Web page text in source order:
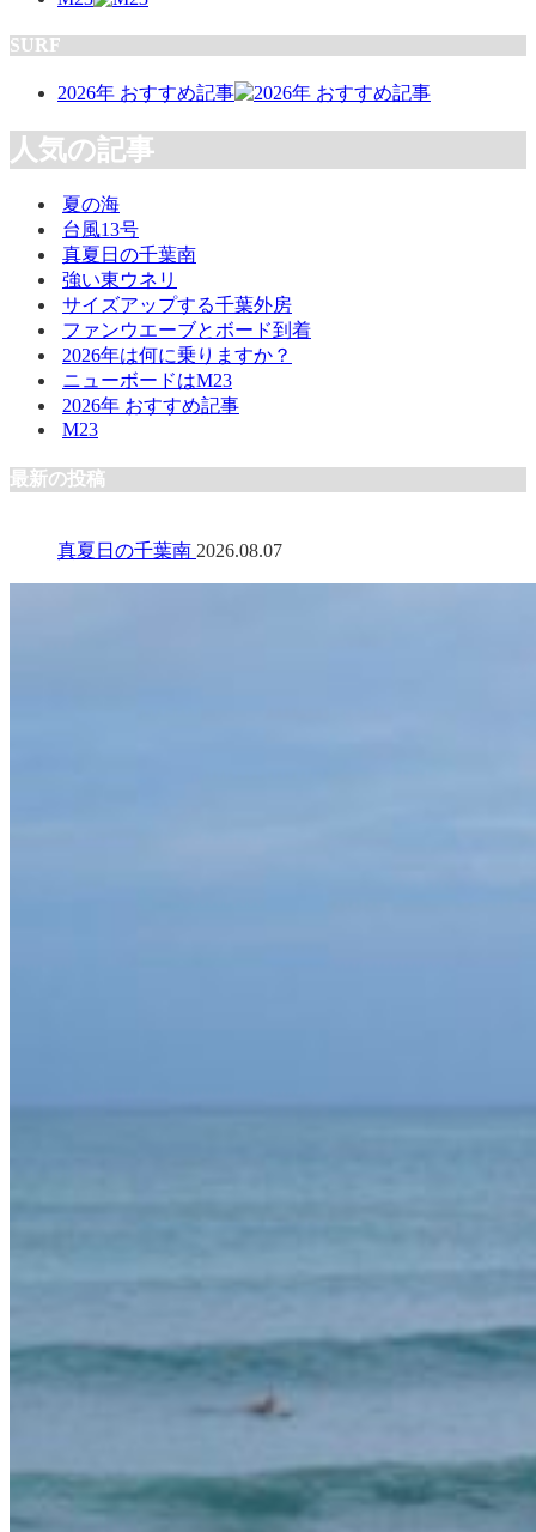
SURF
2026年 おすすめ記事
人気の記事
夏の海
台風13号
真夏日の千葉南
強い東ウネリ
サイズアップする千葉外房
ファンウエーブとボード到着
2026年は何に乗りますか？
ニューボードはM23
2026年 おすすめ記事
M23
最新の投稿
真夏日の千葉南 2026.08.07